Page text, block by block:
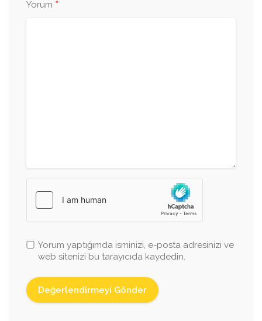
Yorum *
Yorum yaptığımda isminizi, e-posta adresinizi ve
web sitenizi bu tarayıcıda kaydedin.